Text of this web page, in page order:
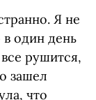
Я не
в один день
рушится,
зашел
что